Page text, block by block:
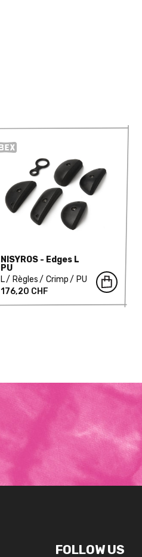
NISYROS - Edges L
PU
L
Règles Crimp
PU
176,20 CHF
FOLLOW US